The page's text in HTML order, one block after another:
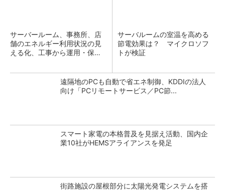
サーバールーム、事務所、店
舗のエネルギー利用状況の見
える化、工事から運用・保守
サーバルームの室温を高める
節電効果は？ マイクロソフ
トが検証
遠隔地のPCも自動で省エネ制御、KDDIの法人
向け「PCリモートサービス／PC節...
スマート家電の本格普及を見据え活動、国内企
業10社がHEMSアライアンスを発足
街路施設の屋根部分に太陽光発電システムを搭